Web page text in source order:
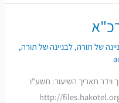
של תורה,לבניינה של תורה,
וידר תאריך השיעור: תשע"ו